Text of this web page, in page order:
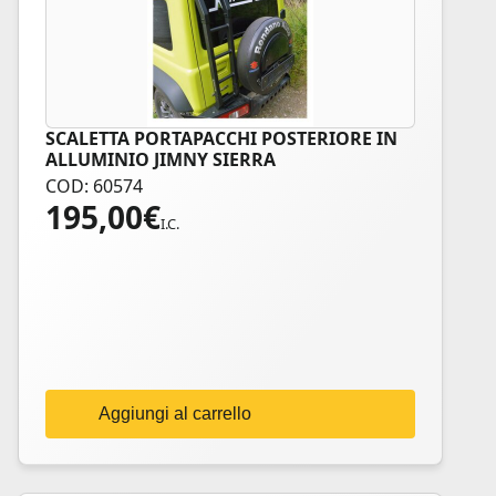
SCALETTA PORTAPACCHI POSTERIORE IN
ALLUMINIO JIMNY SIERRA
COD: 60574
195,00€I.C.
Aggiungi al carrello